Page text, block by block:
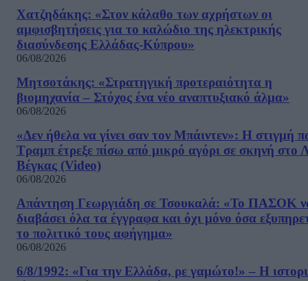
Χατζηδάκης: «Στον κάλαθο των αχρήστων οι
αμφισβητήσεις για το καλώδιο της ηλεκτρικής
διασύνδεσης Ελλάδας-Κύπρου»
06/08/2026
Μητσοτάκης: «Στρατηγική προτεραιότητα η
βιομηχανία – Στόχος ένα νέο αναπτυξιακό άλμα»
06/08/2026
«Δεν ήθελα να γίνει σαν τον Μπάιντεν»: Η στιγμή
Τραμπ έτρεξε πίσω από μικρό αγόρι σε σκηνή στο
Βέγκας (Video)
06/08/2026
Απάντηση Γεωργιάδη σε Τσουκαλά: «Το ΠΑΣΟΚ
διαβάσει όλα τα έγγραφα και όχι μόνο όσα
το πολιτικό τους αφήγημα»
06/08/2026
6/8/1992: «Για την Ελλάδα, ρε γαμώτο!» – Η